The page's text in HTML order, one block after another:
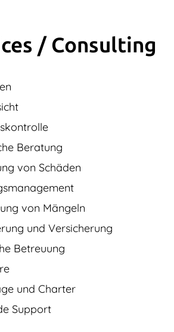
/ Consulting
Beratung
von Schäden
von Mängeln
und Versicherung
Betreuung
und Charter
Support